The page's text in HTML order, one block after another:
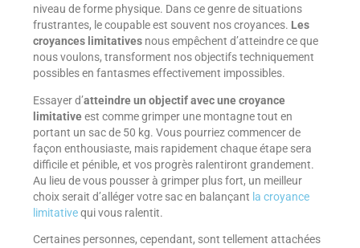
niveau de forme physique. Dans ce genre de situations
frustrantes, le coupable est souvent nos croyances. Les
croyances limitativesnous empêchent d’atteindre ce que
nous voulons, transforment nos objectifs techniquement
possibles en fantasmes effectivement impossibles.
Essayer d’atteindre un objectif avec une croyance
limitativeest comme grimper une montagne tout en
portant un sac de 50 kg. Vous pourriez commencer de
façon enthousiaste, mais rapidement chaque étape sera
difficile et pénible, et vos progrès ralentiront grandement.
Au lieu de vous pousser à grimper plus fort, un meilleur
choix serait d’alléger votre sac en balançant la croyance
limitativequi vous ralentit.
Certaines personnes, cependant, sont tellement attachées